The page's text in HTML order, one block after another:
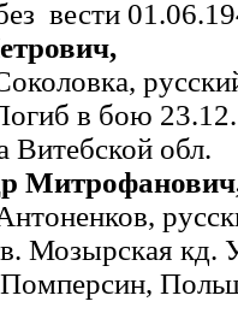
вести
в бою
Витебской обл.
Мозырская кд.